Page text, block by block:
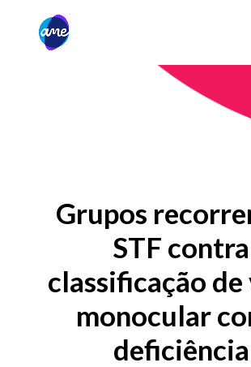
Grupos
STF contra
classificação de
monocular
deficiência